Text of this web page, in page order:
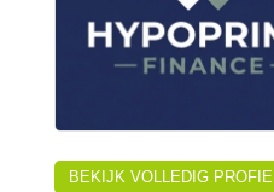
BEKIJK VOLLEDIG PROFIEL